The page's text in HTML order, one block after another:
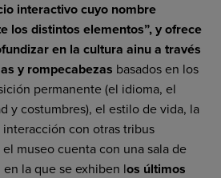
interactivo cuyo nombre
los distintos elementos”, y ofrece
en la cultura ainu a través
y rompecabezas basados en los
permanente (el idioma, el
y costumbres), el estilo de vida, la
con otras tribus
museo cuenta con una sala de
la que se exhiben los últimos